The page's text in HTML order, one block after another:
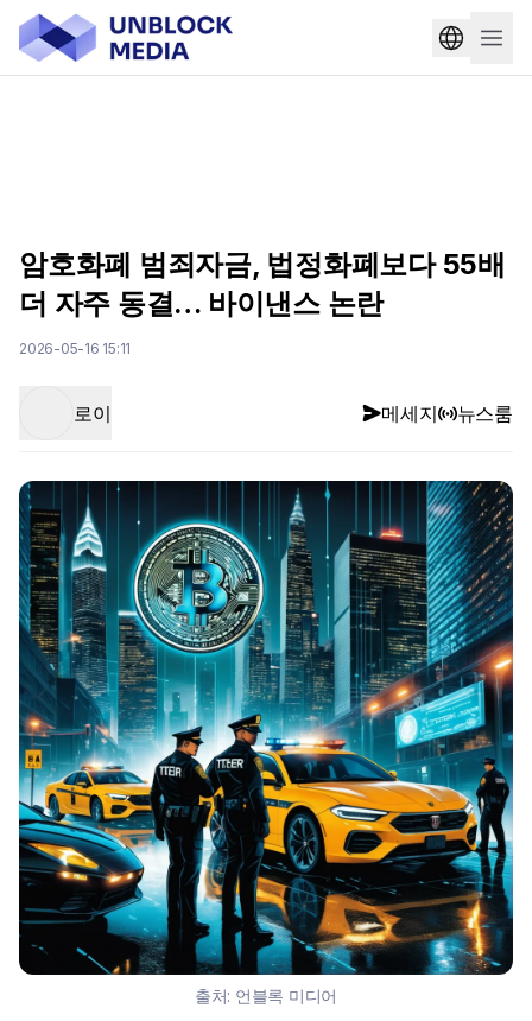
암호화폐 범죄자금, 법정화폐보다 55배
더 자주 동결… 바이낸스 논란
2026-05-16 15:11
로이 메세지 뉴스룸
출처: 언블록 미디어